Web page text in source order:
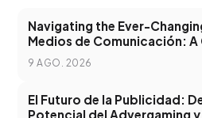
Navigating the Ever-
Medios de Comunicación: A
Guide
9 AGO. 2026
El Futuro de la Publicidad:
Potencial del Advergaming